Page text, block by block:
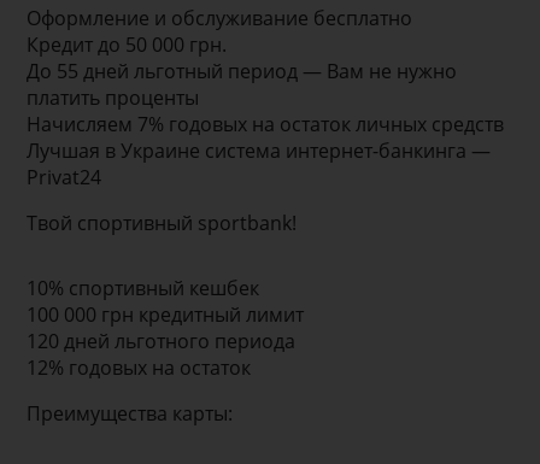
Оформление и обслуживание бесплатно
Кредит до 50 000 грн.
До 55 дней льготный период — Вам не нужно
платить проценты
Начисляем 7% годовых на остаток личных средств
Лучшая в Украине система интернет-банкинга —
Privat24
Твой спортивный sportbank!
10% спортивный кешбек
100 000 грн кредитный лимит
120 дней льготного периода
12% годовых на остаток
Преимущества карты: